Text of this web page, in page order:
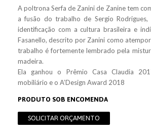
A poltrona Serfa de Zanini de Zanine tem
a fusão do trabalho de Sergio
identificação com a cultura brasileira e
Fasanello, descrito por Zanini como
trabalho é fortemente lembrado pela
madeira.
Ela ganhou o Prêmio Casa Claudia
mobiliário e o A’Design Award 2018
PRODUTO SOB ENCOMENDA
SOLICITAR ORÇAMENTO